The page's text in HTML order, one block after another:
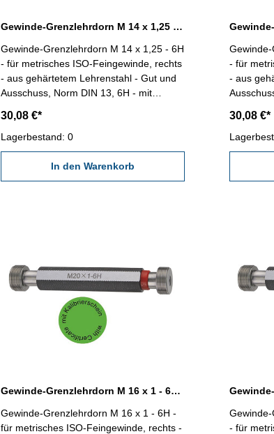
Gewinde-Grenzlehrdorn M 14 x 1,25 - 6H DIN 13
Gewinde-Grenzlehrdorn M 14 x 1,25 - 6H
- für metrisches ISO-Feingewinde, rechts
- aus gehärtetem Lehrenstahl - Gut und
Ausschuss, Norm DIN 13, 6H - mit
30,08 €*
Lagerbestand: 0
In den Warenkorb
- für
- aus
30,08 €*
Gewinde-Grenzlehrdorn M 16 x 1 - 6H DIN 13
Gewinde-Grenzlehrdorn M 16 x 1 - 6H -
für metrisches ISO-Feingewinde, rechts -
- für